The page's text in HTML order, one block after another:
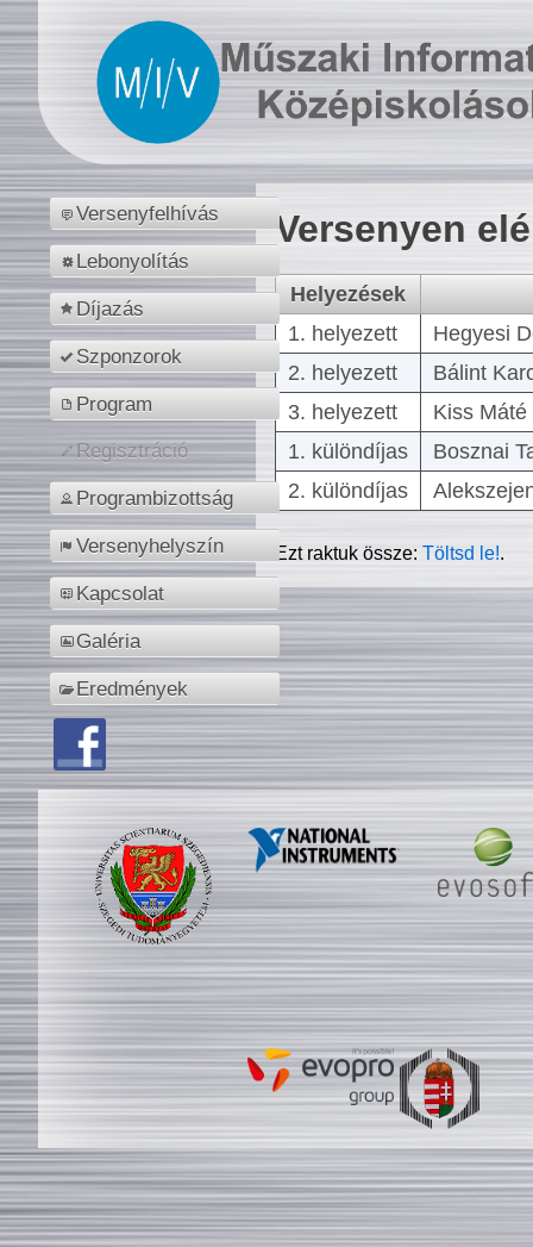
Versenyfelhívás
Lebonyolítás
Díjazás
Szponzorok
Program
Regisztráció
Programbizottság
Versenyhelyszín
Kapcsolat
Galéria
Eredmények
Versenyen
Helyezések
1. helyezett
Hegyesi
2. helyezett
Bálint
3. helyezett
Kiss
1. különdíjas
Bosznai
2. különdíjas
Ezt raktuk össze:Töltsd le!.